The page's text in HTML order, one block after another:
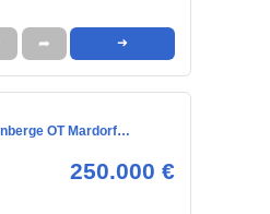
➦ ➜
OT Mardorf…
250.000 €